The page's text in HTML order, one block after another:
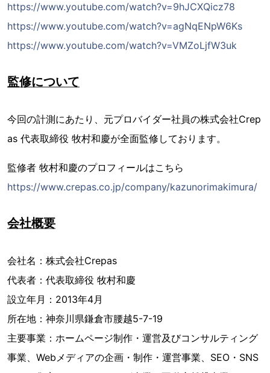
https://www.youtube.com/watch?v=9hJCXQicz78
https://www.youtube.com/watch?v=agNqENpW6Ks
https://www.youtube.com/watch?v=VMZoLjfW3uk
監修について
今回の計測にあたり、元プロバイダー社員の株式会社Crep
as 代表取締役 牧村和慶が全面監修しております。
監修者 牧村和慶のプロフィールはこちら
https://www.crepas.co.jp/company/kazunorimakimura/
会社概要
会社名：株式会社Crepas
代表者：代表取締役 牧村和慶
設立年月：2013年4月
所在地：神奈川県鎌倉市腰越5-7-19
主要事業：ホームページ制作・運営及びコンサルティング
事業、Webメディアの企画・制作・運営事業、SEO・SNS